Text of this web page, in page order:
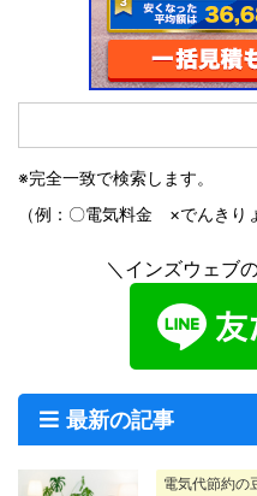
※完全一致で検索します。
（例：〇電気料金 ×でんきり
＼インズウェブ
最新の記事
電気代節約の